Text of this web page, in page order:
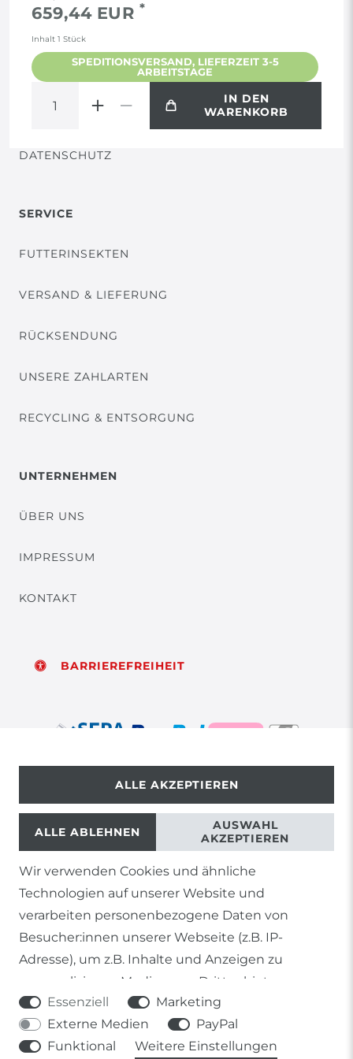
659,44 EUR *
Inhalt 1 Stück
SPEDITIONSVERSAND, LIEFERZEIT 3-5
ARBEITSTAGE
IN DEN
WARENKORB
AGB
WIDERRUF
VERTRAG WIDERRUFEN
DATENSCHUTZ
SERVICE
FUTTERINSEKTEN
VERSAND & LIEFERUNG
RÜCKSENDUNG
UNSERE ZAHLARTEN
RECYCLING & ENTSORGUNG
UNTERNEHMEN
ÜBER UNS
IMPRESSUM
KONTAKT
BARRIEREFREIHEIT
© Copyright 2026 | Alle Rechte vorbehalten.
1) Gilt nicht für Sendungen mit Futterinsekten,
Lebendpflanzen, Frostfutter oder lebende Tiere, sowie
Lieferungen per Spedition
2) gilt für sofort lieferbare Artikel und Produkte die keine
gesonderte Versandregelung besitzen.
Prozentangaben von Sonderangeboten auf die Ersparnis
gegenüber der UVP des Herstellers.
Wir verwenden Cookies und ähnliche
Technologien auf unserer Website und
verarbeiten personenbezogene Daten von
Besucher:innen unserer Webseite (z.B. IP-
Adresse), um z.B. Inhalte und Anzeigen zu
personalisieren, Medien von Drittanbietern
einzubinden oder Zugriffe auf unsere Website zu
analysieren. Die Datenverarbeitung erfolgt erst
durch gesetzte Cookies. Wir teilen diese Daten
Essenziell
Marketing
Externe Medien
PayPal
Funktional
Weitere Einstellungen
ALLE AKZEPTIEREN
ALLE ABLEHNEN
AUSWAHL
AKZEPTIEREN